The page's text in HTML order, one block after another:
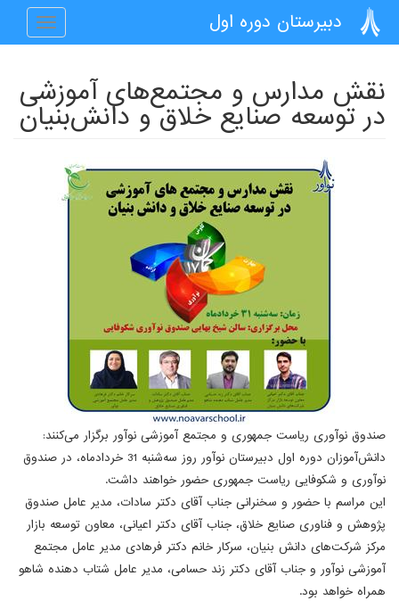
رفتن به محتوای اصلی
دبیرستان دوره اول
Toggle
نقش مدارس و مجتمع‌های آموزشی
در توسعه صنایع خلاق و دانش‌بنیان
صندوق نوآوری ریاست جمهوری و مجتمع آموزشی نوآور برگزار می‌کنند:
دانش‌آموزان دوره اول دبیرستان نوآور روز سه‌شنبه 31 خردادماه، در صندوق
نوآوری و شکوفایی ریاست جمهوری حضور خواهند داشت.
این مراسم با حضور و سخنرانی جناب آقای دکتر سادات، مدیر عامل صندوق
پژوهش و فناوری صنایع خلاق، جناب آقای دکتر اعیانی، معاون توسعه بازار
مرکز شرکت‌های دانش بنیان، سرکار خانم دکتر فرهادی مدیر عامل مجتمع
آموزشی نوآور و جناب آقای دکتر زند حسامی، مدیر عامل شتاب دهنده شاهو
همراه خواهد بود.